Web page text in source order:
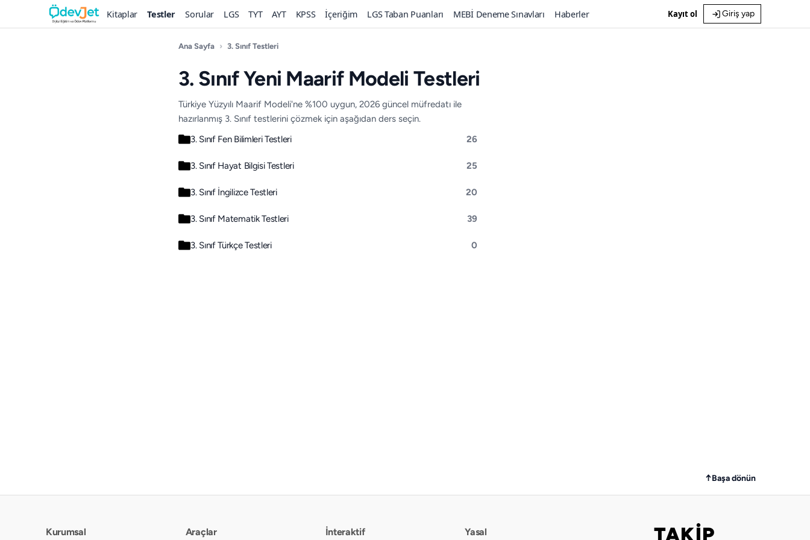
Kitaplar Testler Sorular LGS TYT AYT KPSS İçeriğim LGS Taban Puanları MEBİ Deneme Sınavları Haberler Kayıt ol Giriş yap
Ana Sayfa › 3. Sınıf Testleri
3. Sınıf Yeni Maarif Modeli Testleri
Türkiye Yüzyılı Maarif Modeli'ne %100 uygun, 2026 güncel müfredatı ile
hazırlanmış 3. Sınıf testlerini çözmek için aşağıdan ders seçin.
3. Sınıf Fen Bilimleri Testleri
26
3. Sınıf Hayat Bilgisi Testleri 25
3. Sınıf İngilizce Testleri 20
3. Sınıf Matematik Testleri 39
3. Sınıf Türkçe Testleri 0
↑Başa dönün
Kurumsal Araçlar İnteraktif Yasal Bizi takip edin
TAKİP